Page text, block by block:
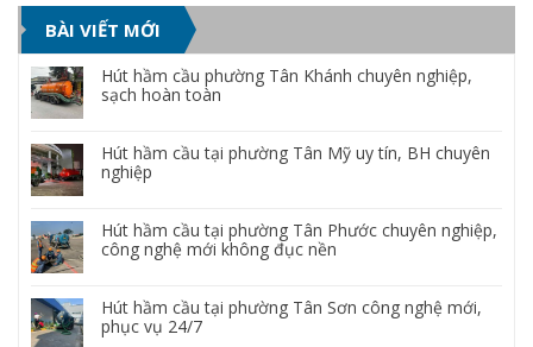
BÀI VIẾT MỚI
Hút hầm cầu phường Tân Khánh chuyên nghiệp,
sạch hoàn toàn
Hút hầm cầu tại phường Tân Mỹ uy tín, BH chuyên
nghiệp
Hút hầm cầu tại phường Tân Phước chuyên nghiệp,
công nghệ mới không đục nền
Hút hầm cầu tại phường Tân Sơn công nghệ mới,
phục vụ 24/7